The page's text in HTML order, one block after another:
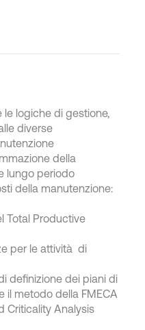
logiche di gestione,
diverse
della
lungo periodo
della manutenzione:
Total Productive
per le attività di
definizione dei piani di
il metodo della FMECA
Criticality Analysis